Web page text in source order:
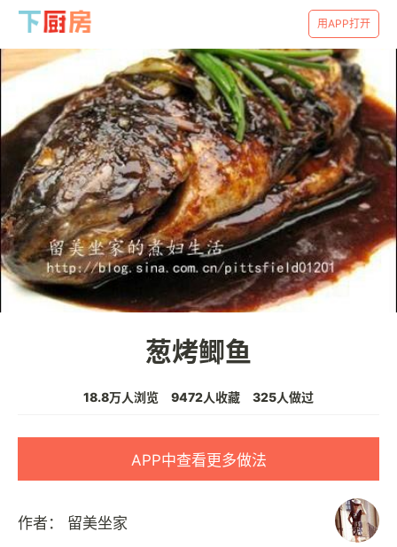
用APP打开
葱烤鲫鱼
18.8万人浏览 9472人收藏 325人做过
APP中查看更多做法
作者： 留美坐家